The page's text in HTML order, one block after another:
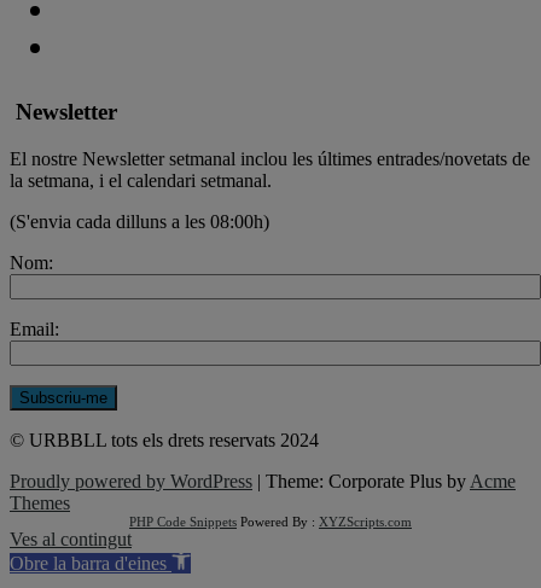
Newsletter
El nostre Newsletter setmanal inclou les últimes entrades/novetats de
la setmana, i el calendari setmanal.
(S'envia cada dilluns a les 08:00h)
Nom:
Email:
© URBBLL tots els drets reservats 2024
Proudly powered by WordPress | Theme: Corporate Plus by Acme
Themes
PHP Code Snippets Powered By : XYZScripts.com
Ves al contingut
Obre la barra d'eines